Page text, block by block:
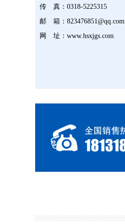
传 真： 0318-5225315
邮 箱： 823476851@qq.com
网 址： www.hsxjgs.com